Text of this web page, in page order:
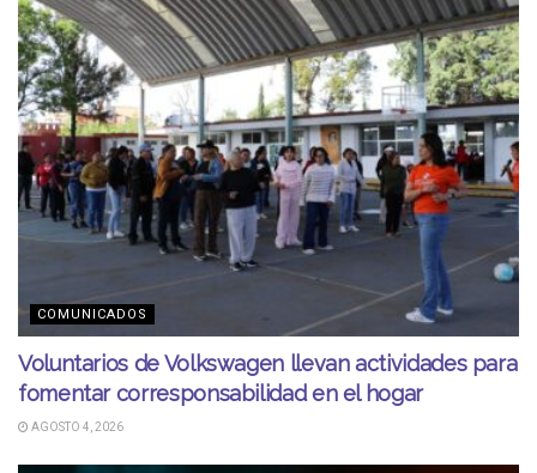
COMUNICADOS
Voluntarios de Volkswagen llevan actividades para
fomentar corresponsabilidad en el hogar
AGOSTO 4, 2026